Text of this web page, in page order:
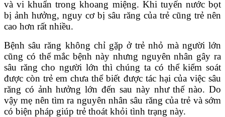
và vi khuẩn trong khoang miệng. Khi tuyến nước bọt
bị ảnh hưởng, nguy cơ bị sâu răng của trẻ cũng trẻ nên
cao hơn rất nhiều.
Bệnh sâu răng không chỉ gặp ở trẻ nhỏ mà người lớn
cũng có thể mắc bệnh này nhưng nguyên nhân gây ra
sâu răng cho người lớn thì chúng ta có thể kiểm soát
được còn trẻ em chưa thể biết được tác hại của việc sâu
răng có ảnh hưởng lớn đến sau này như thế nào. Do
vậy mẹ nên tìm ra nguyên nhân sâu răng của trẻ và sớm
có biện pháp giúp trẻ thoát khỏi tình trạng này.